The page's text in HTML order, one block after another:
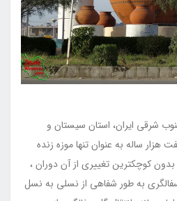
شرقی ایران، استان سیستان و
ساله به عنوان تنها موزه زنده
کوچکترین تغییری از آن دوران ،
به طور شفاهی از نسلی به نسل